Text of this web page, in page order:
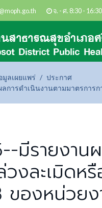
จ. - ศ. 8:30 -
มูลเผยแพร่
ประกาศ
การดำเนินงานตามมาตรการ
มีรายงาน
งละเมิดห
องหน่วยง